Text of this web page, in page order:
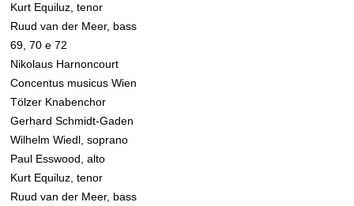
Kurt Equiluz, tenor
Ruud van der Meer, bass
69, 70 e 72
Nikolaus Harnoncourt
Concentus musicus Wien
Tölzer Knabenchor
Gerhard Schmidt-Gaden
Wilhelm Wiedl, soprano
Paul Esswood, alto
Kurt Equiluz, tenor
Ruud van der Meer, bass